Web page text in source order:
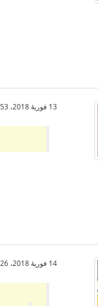
13 فوریهٔ 2018،‏ 0:11:53
14 فوریهٔ 2018،‏ 15:59:26